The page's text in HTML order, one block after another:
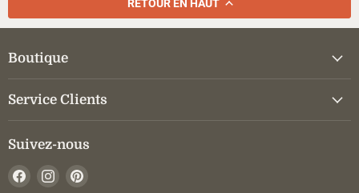
RETOUR EN HAUT
Boutique
Service Clients
Suivez-nous
Trouvez-Trouvez-